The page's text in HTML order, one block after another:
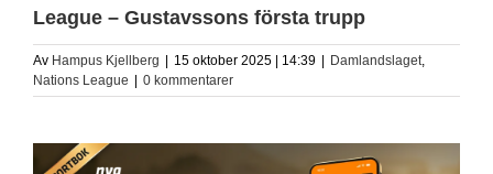
League – Gustavssons första trupp
Av Hampus Kjellberg | 15 oktober 2025 | 14:39 | Damlandslaget,
Nations League | 0 kommentarer